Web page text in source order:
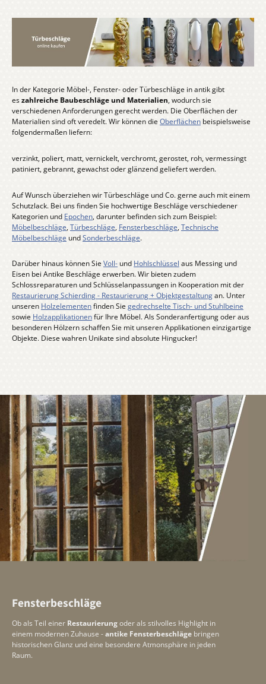
In der Kategorie Möbel-, Fenster- oder Türbeschläge in antik gibt
eszahlreiche Baubeschläge und Materialien, wodurch sie
verschiedenen Anforderungen gerecht werden. Die Oberflächen der
Materialien sind oft veredelt. Wir können die Oberflächen beispielsweise
folgendermaßen liefern:
verzinkt, poliert, matt, vernickelt, verchromt, gerostet, roh, vermessingt
patiniert, gebrannt, gewachst oder glänzend geliefert werden.
Auf Wunsch überziehen wir Türbeschläge und Co. gerne auch mit einem
Schutzlack. Bei uns finden Sie hochwertige Beschläge verschiedener
Kategorien und Epochen, darunter befinden sich zum Beispiel:
Möbelbeschläge,Türbeschläge, Fensterbeschläge,Technische
Möbelbeschläge undSonderbeschläge.
Darüber hinaus können SieVoll- und Hohlschlüssel aus Messing und
Eisen bei Antike Beschläge erwerben. Wir bieten zudem
Schlossreparaturen und Schlüsselanpassungen in Kooperation mit der
Restaurierung Schierding - Restaurierung + Objektgestaltungan. Unter
unseren Holzelementenfinden Sie gedrechselte Tisch- und Stuhlbeine
sowie Holzapplikationenfür Ihre Möbel. Als Sonderanfertigung oder aus
besonderen Hölzern schaffen Sie mit unseren Applikationen einzigartige
Objekte. Diese wahren Unikate sind absolute Hingucker!
Fensterbeschläge
Ob als Teil einer Restaurierungoder als stilvolles Highlight in
einem modernen Zuhause -antike Fensterbeschläge bringen
historischen Glanz und eine besondere Atmonsphäre in jeden
Raum.